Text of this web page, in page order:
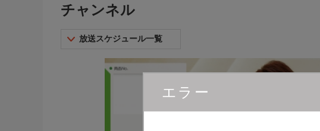
エラー
チャンネル
放送スケジュール一覧